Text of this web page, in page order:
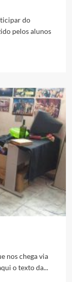
do
pelos alunos
nos chega via
o texto da...